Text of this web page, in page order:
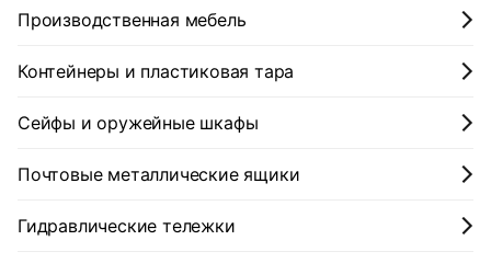
Производственная мебель
Контейнеры и пластиковая тара
Сейфы и оружейные шкафы
Почтовые металлические ящики
Гидравлические тележки